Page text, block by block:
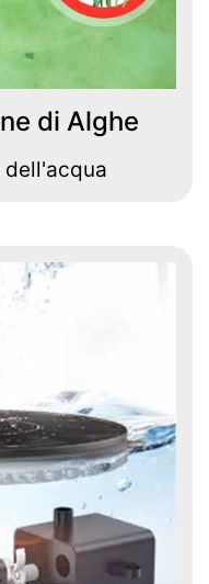
di Alghe
dell'acqua